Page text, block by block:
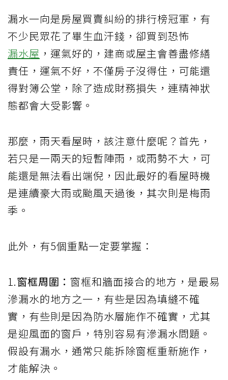
漏水一向是房屋買賣糾紛的排行榜冠軍，有
不少民眾花了畢生血汗錢，卻買到恐怖
漏水屋 ，運氣好的，建商或屋主會善盡修繕
責任，運氣不好，不僅房子沒得住，可能還
得對簿公堂，除了造成財務損失，連精神狀
態都會大受影響。
那麼，雨天看屋時，該注意什麼呢？首先，
若只是一兩天的短暫陣雨，或雨勢不大，可
能還是無法看出端倪，因此最好的看屋時機
是連續豪大雨或颱風天過後，其次則是梅雨
季。
此外，有5個重點一定要掌握：
1.窗框周圍： 窗框和牆面接合的地方，是最易
滲漏水的地方之一，有些是因為填縫不確
實，有些則是因為防水層施作不確實，尤其
是迎風面的窗戶，特別容易有滲漏水問題。
假設有漏水，通常只能拆除窗框重新施作，
才能解決。